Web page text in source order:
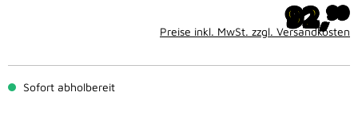
92,99
Preise inkl. MwSt. zzgl. Versandkosten
Sofort abholbereit